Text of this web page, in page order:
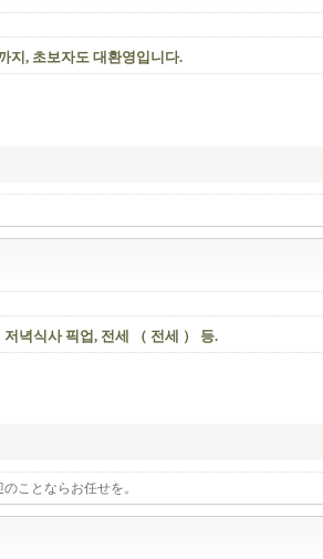
지, 초보자도 대환영입니다.
녁식사 픽업, 전세 （ 전세 ） 등.
ことならお任せを。